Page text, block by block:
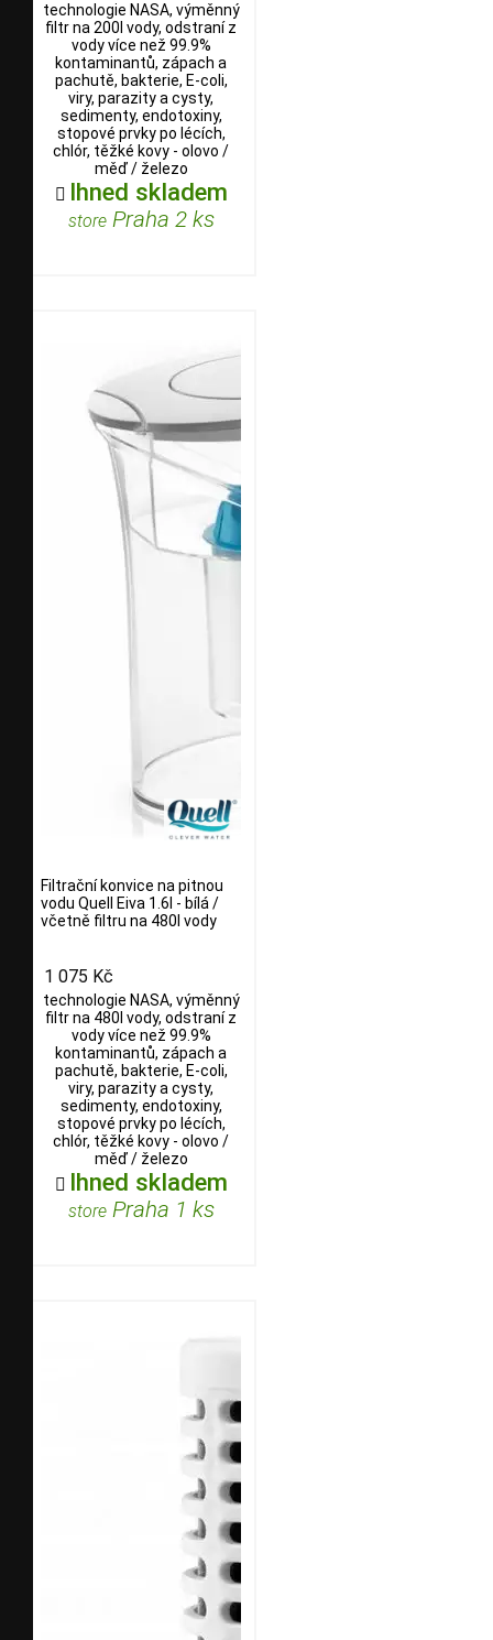
technologie NASA, výměnný
filtr na 200l vody, odstraní z
vody více než 99.9%
kontaminantů, zápach a
pachutě, bakterie, E-coli,
viry, parazity a cysty,
sedimenty, endotoxiny,
stopové prvky po lécích,
chlór, těžké kovy - olovo /
měď / železo
 Ihned skladem
storePraha 2 ks
Filtrační konvice na pitnou
vodu Quell Eiva 1.6l - bílá /
včetně filtru na 480l vody
1 075 Kč
technologie NASA, výměnný
filtr na 480l vody, odstraní z
vody více než 99.9%
kontaminantů, zápach a
pachutě, bakterie, E-coli,
viry, parazity a cysty,
sedimenty, endotoxiny,
stopové prvky po lécích,
chlór, těžké kovy - olovo /
měď / železo
 Ihned skladem
storePraha 1 ks